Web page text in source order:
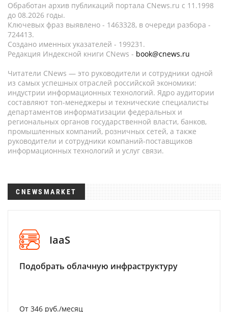
Обработан архив публикаций портала CNews.ru c 11.1998
до 08.2026 годы.
Ключевых фраз выявлено - 1463328, в очереди разбора -
724413.
Создано именных указателей - 199231.
Редакция Индексной книги CNews - book@cnews.ru
Читатели CNews — это руководители и сотрудники одной
из самых успешных отраслей российской экономики:
индустрии информационных технологий. Ядро аудитории
составляют топ-менеджеры и технические специалисты
департаментов информатизации федеральных и
региональных органов государственной власти, банков,
промышленных компаний, розничных сетей, а также
руководители и сотрудники компаний-поставщиков
информационных технологий и услуг связи.
CNEWSMARKET
IaaS
Подобрать облачную инфраструктуру
От 346 руб./месяц